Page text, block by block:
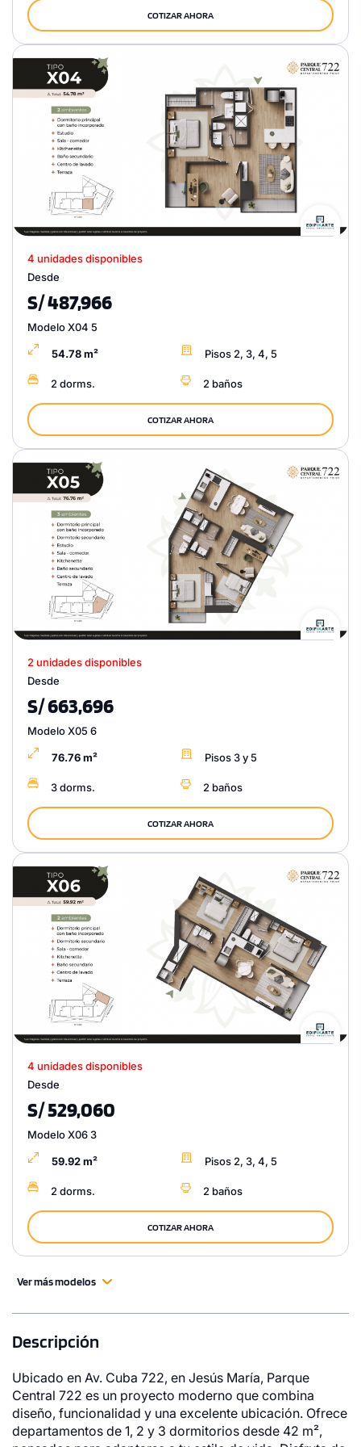
COTIZAR AHORA
4 unidades disponibles
Desde
S/ 487,966
Modelo X04 5
54.78 m² Pisos 2, 3, 4, 5
2 dorms. 2 baños
COTIZAR AHORA
2 unidades disponibles
Desde
S/ 663,696
Modelo X05 6
76.76 m² Pisos 3 y 5
3 dorms. 2 baños
COTIZAR AHORA
4 unidades disponibles
Desde
S/ 529,060
Modelo X06 3
59.92 m² Pisos 2, 3, 4, 5
2 dorms. 2 baños
COTIZAR AHORA
Ver más modelos
Descripción
Ubicado en Av. Cuba 722, en Jesús María, Parque
Central 722 es un proyecto moderno que combina
diseño, funcionalidad y una excelente ubicación. Ofrece
departamentos de 1, 2 y 3 dormitorios desde 42 m²,